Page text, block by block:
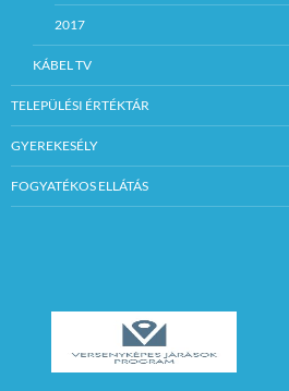
2017
KÁBEL TV
TELEPÜLÉSI ÉRTÉKTÁR
GYEREKESÉLY
FOGYATÉKOS ELLÁTÁS